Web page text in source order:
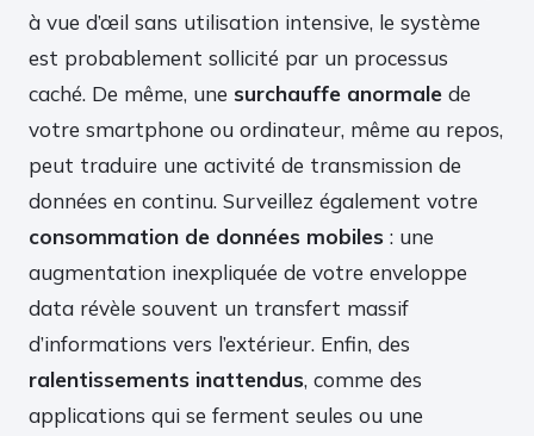
à vue d’œil sans utilisation intensive, le système
est probablement sollicité par un processus
caché. De même, une surchauffe anormale de
votre smartphone ou ordinateur, même au repos,
peut traduire une activité de transmission de
données en continu. Surveillez également votre
consommation de données mobiles : une
augmentation inexpliquée de votre enveloppe
data révèle souvent un transfert massif
d’informations vers l’extérieur. Enfin, des
ralentissements inattendus, comme des
applications qui se ferment seules ou une